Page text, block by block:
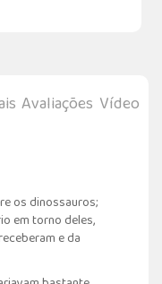
Avaliações Vídeo
os dinossauros;
em torno deles,
e da